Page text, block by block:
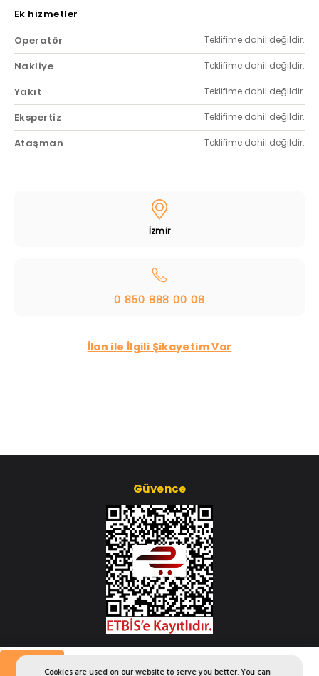
Cookies are used on our website to serve you better. You can
Ek hizmetler
Operatör
Teklifime dahil değildir.
Nakliye Teklifime dahil değildir.
Yakıt Teklifime dahil değildir.
Ekspertiz Teklifime dahil değildir.
Ataşman Teklifime dahil değildir.
İzmir
0 850 888 00 08
İlan ile İlgili Şikayetim Var
Güvence